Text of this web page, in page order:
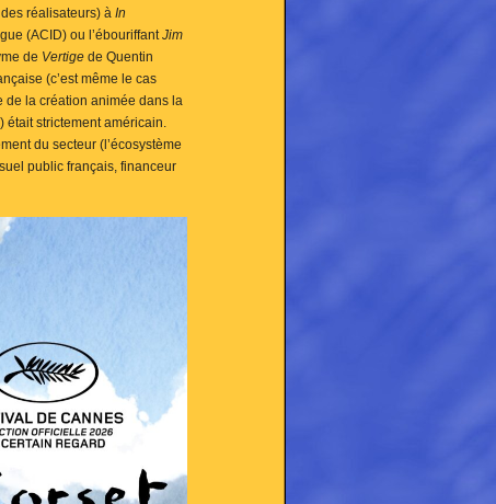
réalisateurs) à In
(ACID) ou l’ébouriffantJim
de Vertige de Quentin
(c’est même le cas
la création animée dans la
était strictement américain.
du secteur (l’écosystème
public français, financeur